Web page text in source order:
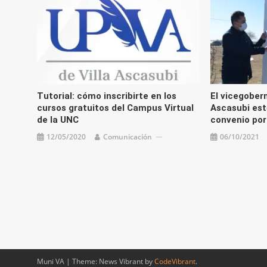
Tutorial: cómo inscribirte en los
cursos gratuitos del Campus Virtual
de la UNC
12/05/2020 Comunicación
El
Ascasubi
convenio
06/10/2021
Muni VA | Theme: News Vibrant byCodeVibrant.